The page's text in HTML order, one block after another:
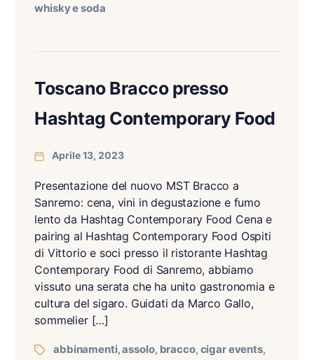
whisky e soda
Toscano Bracco presso
Hashtag Contemporary Food
Aprile 13, 2023
Presentazione del nuovo MST Bracco a
Sanremo: cena, vini in degustazione e fumo
lento da Hashtag Contemporary Food Cena e
pairing al Hashtag Contemporary Food Ospiti
di Vittorio e soci presso il ristorante Hashtag
Contemporary Food di Sanremo, abbiamo
vissuto una serata che ha unito gastronomia e
cultura del sigaro. Guidati da Marco Gallo,
sommelier […]
abbinamenti,assolo, bracco, cigar events,